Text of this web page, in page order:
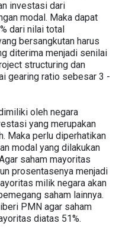
investasi dari
modal. Maka dapat
dari nilai total
bersangkutan harus
diterima menjadi senilai
structuring dan
gearing ratio sebesar 3 -
oleh negara
yang merupakan
Maka perlu diperhatikan
modal yang dilakukan
saham mayoritas
prosentasenya menjadi
milik negara akan
saham lainnya.
PMN agar saham
diatas 51%.